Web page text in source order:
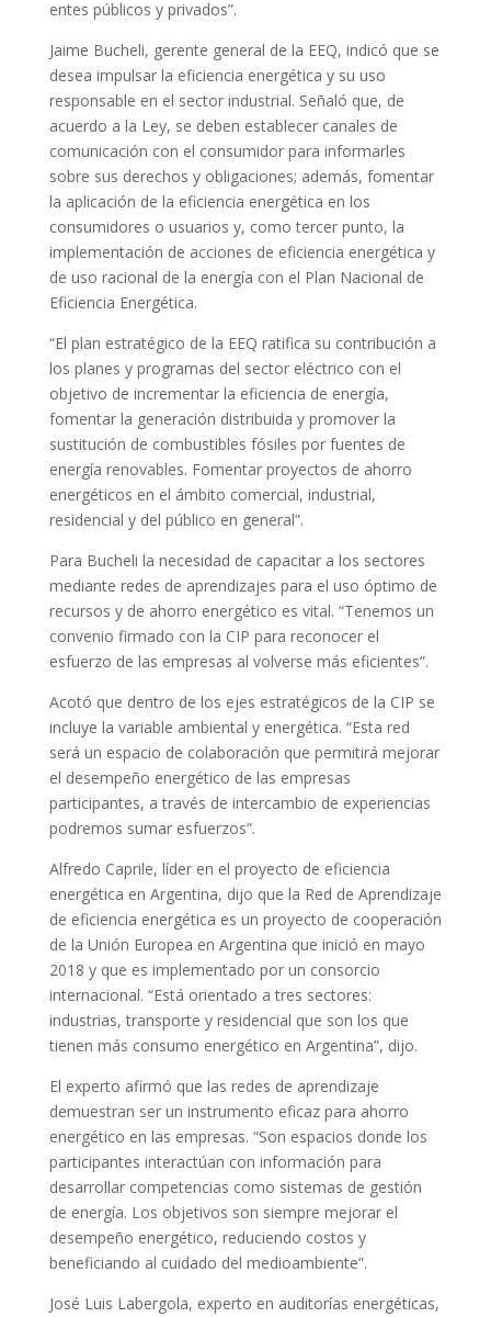
entes públicos y privados”.
Jaime Bucheli, gerente general de la EEQ, indicó que se
desea impulsar la eficiencia energética y su uso
responsable en el sector industrial. Señaló que, de
acuerdo a la Ley, se deben establecer canales de
comunicación con el consumidor para informarles
sobre sus derechos y obligaciones; además, fomentar
la aplicación de la eficiencia energética en los
consumidores o usuarios y, como tercer punto, la
implementación de acciones de eficiencia energética y
de uso racional de la energía con el Plan Nacional de
Eficiencia Energética.
“El plan estratégico de la EEQ ratifica su contribución a
los planes y programas del sector eléctrico con el
objetivo de incrementar la eficiencia de energía,
fomentar la generación distribuida y promover la
sustitución de combustibles fósiles por fuentes de
energía renovables. Fomentar proyectos de ahorro
energéticos en el ámbito comercial, industrial,
residencial y del público en general”.
Para Bucheli la necesidad de capacitar a los sectores
mediante redes de aprendizajes para el uso óptimo de
recursos y de ahorro energético es vital. “Tenemos un
convenio firmado con la CIP para reconocer el
esfuerzo de las empresas al volverse más eficientes”.
Acotó que dentro de los ejes estratégicos de la CIP se
incluye la variable ambiental y energética. “Esta red
será un espacio de colaboración que permitirá mejorar
el desempeño energético de las empresas
participantes, a través de intercambio de experiencias
podremos sumar esfuerzos”.
Alfredo Caprile, líder en el proyecto de eficiencia
energética en Argentina, dijo que la Red de Aprendizaje
de eficiencia energética es un proyecto de cooperación
de la Unión Europea en Argentina que inició en mayo
2018 y que es implementado por un consorcio
internacional. “Está orientado a tres sectores:
industrias, transporte y residencial que son los que
tienen más consumo energético en Argentina”, dijo.
El experto afirmó que las redes de aprendizaje
demuestran ser un instrumento eficaz para ahorro
energético en las empresas. “Son espacios donde los
participantes interactúan con información para
desarrollar competencias como sistemas de gestión
de energía. Los objetivos son siempre mejorar el
desempeño energético, reduciendo costos y
beneficiando al cuidado del medioambiente”.
José Luis Labergola, experto en auditorías energéticas,